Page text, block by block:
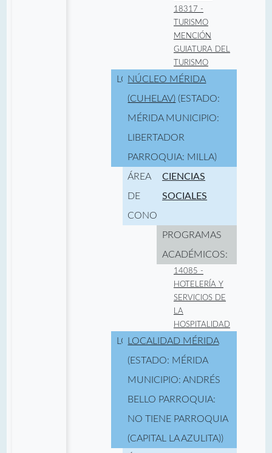
18317 -
TURISMO
MENCIÓN
GUIATURA DEL
TURISMO
LOCALIDAD:
NÚCLEO MÉRIDA
(CUHELAV) (ESTADO:
MÉRIDA MUNICIPIO:
LIBERTADOR
PARROQUIA: MILLA)
ÁREA
DE
CONOCIMIENTO:
CIENCIAS
SOCIALES
PROGRAMAS
ACADÉMICOS:
14085 -
HOTELERÍA Y
SERVICIOS DE
LA
HOSPITALIDAD
LOCALIDAD:
LOCALIDAD MÉRIDA
(ESTADO: MÉRIDA
MUNICIPIO: ANDRÉS
BELLO PARROQUIA:
NO TIENE PARROQUIA
(CAPITAL LA AZULITA))